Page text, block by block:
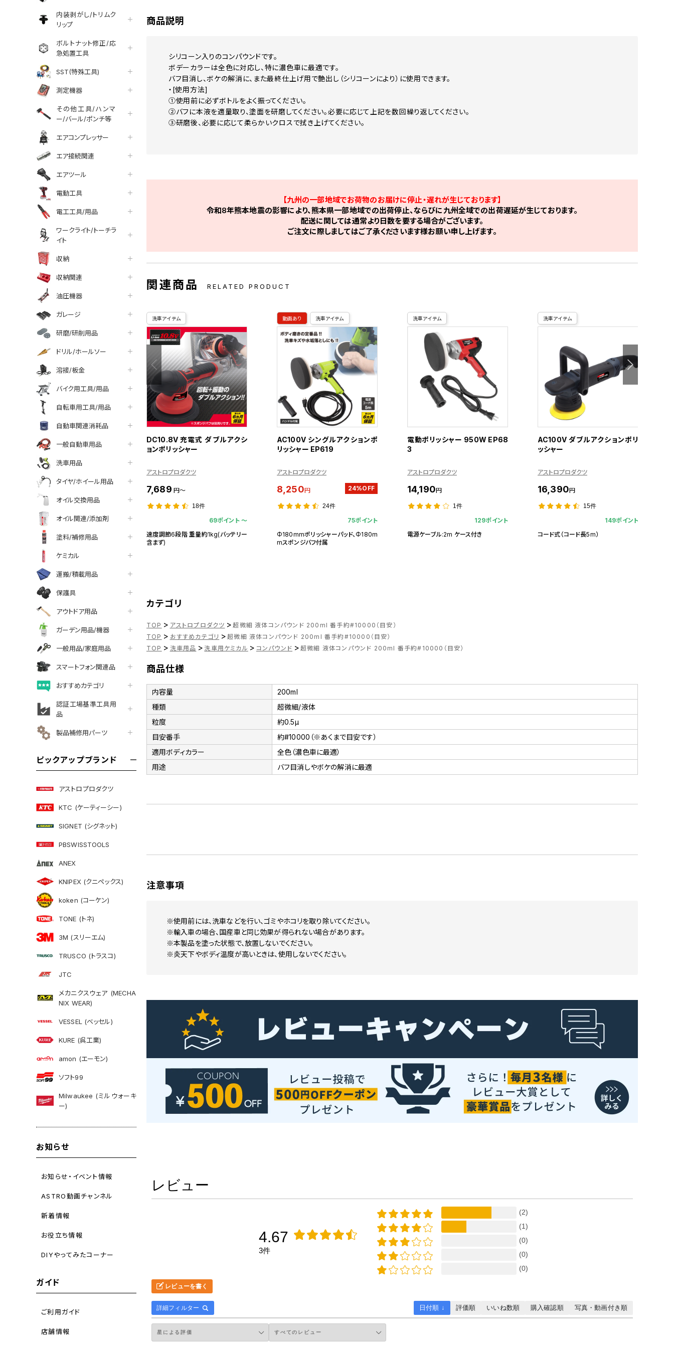
内装剥がし/トリムク
リップ
ボルトナット修正/応
急処置工具
SST(特殊工具)
測定機器
その他工具/ハンマ
ー/バール/ポンチ等
エアコンプレッサー
エア接続関連
エアツール
電動工具
電工工具/用品
ワークライト/トーチラ
イト
収納
収納関連
油圧機器
ガレージ
研磨/研削用品
ドリル/ホールソー
溶接/板金
バイク用工具/用品
自転車用工具/用品
自動車関連消耗品
一般自動車用品
洗車用品
タイヤ/ホイール用品
オイル交換用品
オイル関連/添加剤
塗料/補修用品
ケミカル
運搬/積載用品
保護具
アウトドア用品
ガーデン用品/機器
一般用品/家庭用品
スマートフォン関連品
おすすめカテゴリ
認証工場基準工具用
品
製品補修用パーツ
ピックアップブランド
アストロプロダクツ
KTC (ケーティーシー)
SIGNET (シグネット)
PBSWISSTOOLS
ANEX
KNIPEX (クニペックス)
koken (コーケン)
TONE (トネ)
3M (スリーエム)
TRUSCO (トラスコ)
JTC
メカニクスウェア (MECHA
NIX WEAR)
VESSEL (ベッセル)
KURE (呉工業)
amon (エーモン)
ソフト99
Milwaukee (ミルウォーキ
ー)
お知らせ
お知らせ・イベント情報
ASTRO動画チャンネル
新着情報
お役立ち情報
DIYやってみたコーナー
ガイド
ご利用ガイド
店舗情報
商品説明
シリコーン入りのコンパウンドです。
ボデーカラーは全色に対応し、特に濃色車に最適です。
バフ目消し、ボケの解消に、また最終仕上げ用で艶出し（シリコーンにより）に使用できます。
・[使用方法]
①使用前に必ずボトルをよく振ってください。
②バフに本液を適量取り、塗面を研磨してください。必要に応じて上記を数回繰り返してください。
③研磨後、必要に応じて柔らかいクロスで拭き上げてください。
【九州の一部地域でお荷物のお届けに停止・遅れが生じております】
令和8年熊本地震の影響により、熊本県一部地域での出荷停止、ならびに九州全域での出荷遅延が生じております。
配送に関しては通常より日数を要する場合がございます。
ご注文に際しましてはご了承くださいます様お願い申し上げます。
関連商品 RELATED PRODUCT
洗車アイテム
DC10.8V 充電式 ダブルアクシ
ョンポリッシャー
アストロプロダクツ
7,689 円～
18件
69ポイント 〜
速度調節6段階 重量約1kg(バッテリー
含まず)
動画あり 洗車アイテム
AC100V シングルアクションポ
リッシャー EP619
アストロプロダクツ
8,250円 24%OFF
24件
75ポイント
Φ180mmポリッシャーパッド、Φ180m
mスポンジバフ付属
洗車アイテム
電動ポリッシャー 950W EP68
3
アストロプロダクツ
14,190円
1件
129ポイント
電源ケーブル:2m ケース付き
洗車アイテム
AC100V ダブルアクションポリ
ッシャー
アストロプロダクツ
16,390円
15件
149ポイント
コード式（コード長5m）
カテゴリ
TOP > アストロプロダクツ > 超微細 液体コンパウンド 200ml 番手約#10000（目安）
TOP > おすすめカテゴリ > 超微細 液体コンパウンド 200ml 番手約#10000（目安）
TOP > 洗車用品 > 洗車用ケミカル > コンパウンド > 超微細 液体コンパウンド 200ml 番手約#10000（目安）
商品仕様
内容量
200ml
種類
超微細/液体
粒度
約0.5μ
目安番手
約#10000（※あくまで目安です）
適用ボディカラー
全色（濃色車に最適）
用途
バフ目消しやボケの解消に最適
注意事項
※使用前には、洗車などを行い、ゴミやホコリを取り除いてください。
※輸入車の場合、国産車と同じ効果が得られない場合があります。
※本製品を塗った状態で、放置しないでください。
※炎天下やボディ温度が高いときは、使用しないでください。
レビュー
4.67
3件
(2)
(1)
(0)
(0)
(0)
レビューを書く
詳細フィルター 日付順 ↓ 評価順 いいね数順 購入確認順 写真・動画付き順